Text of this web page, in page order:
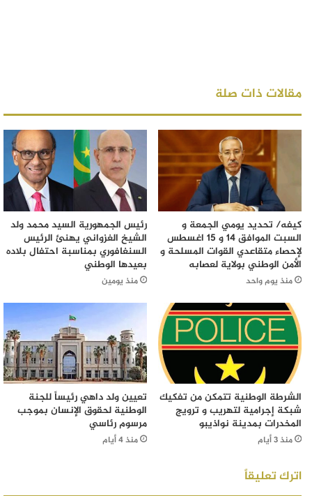
مقالات ذات صلة
كيفه/ تحديد يومي الجمعة و
السبت الموافق 14 و 15 اغسطس
لإحصاء متقاعدي القوات المسلحة و
الأمن الوطني بولاية لعصابه
منذ يوم واحد
رئيس الجمهورية السيد محمد ولد
الشيخ الغزواني يهنئ الرئيس
السنغافوري بمناسبة احتفال بلاده
بعيدها الوطني
منذ يومين
الشرطة الوطنية تتمكن من تفكيك
شبكة إجرامية لتهريب و ترويج
المخدرات بمدينة نواذيبو
منذ 3 أيام
تعيين ولد داهي رئيساً للجنة
الوطنية لحقوق الإنسان بموجب
مرسوم رئاسي
منذ 4 أيام
اترك تعليقاً